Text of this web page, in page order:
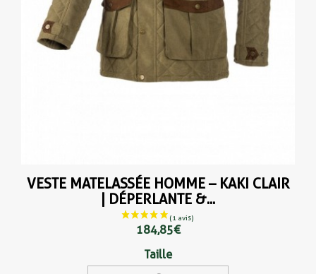
VESTE MATELASSÉE HOMME – KAKI CLAIR
| DÉPERLANTE &...
184,85 €
Taille